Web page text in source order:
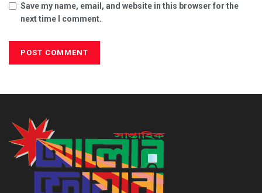
Save my name, email, and website in this browser for the
next time I comment.